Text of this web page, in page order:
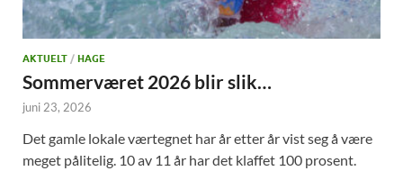
AKTUELT / HAGE
Sommerværet 2026 blir slik…
juni 23, 2026
Det gamle lokale værtegnet har år etter år vist seg å være
meget pålitelig. 10 av 11 år har det klaffet 100 prosent.